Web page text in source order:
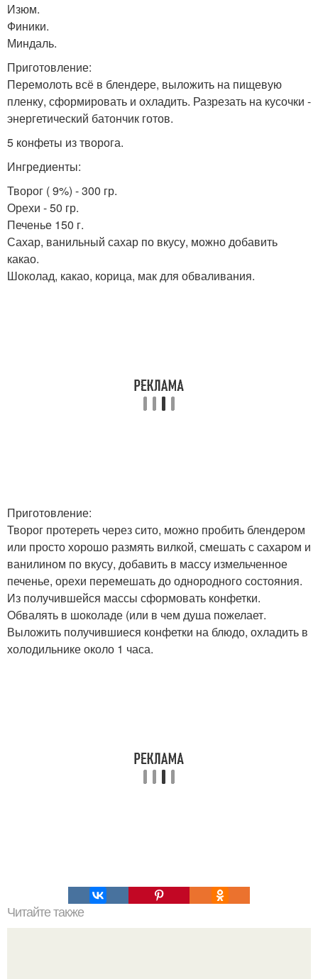
Изюм.
Финики.
Миндаль.
Приготовление:
Перемолоть всё в блендере, выложить на пищевую
пленку, сформировать и охладить. Разрезать на кусочки -
энергетический батончик готов.
5 конфеты из творога.
Ингредиенты:
Творог ( 9%) - 300 гр.
Орехи - 50 гр.
Печенье 150 г.
Сахар, ванильный сахар по вкусу, можно добавить
какао.
Шоколад, какао, корица, мак для обваливания.
Приготовление:
Творог протереть через сито, можно пробить блендером
или просто хорошо размять вилкой, смешать с сахаром и
ванилином по вкусу, добавить в массу измельченное
печенье, орехи перемешать до однородного состояния.
Из получившейся массы сформовать конфетки.
Обвалять в шоколаде (или в чем душа пожелает.
Выложить получившиеся конфетки на блюдо, охладить в
холодильнике около 1 часа.
Читайте также